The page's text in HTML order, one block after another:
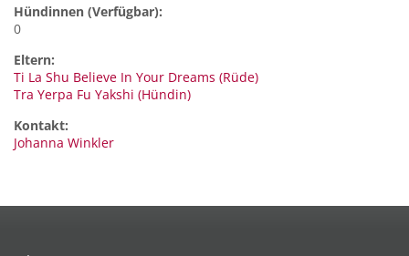
Hündinnen (Verfügbar):
0
Eltern:
Ti La Shu Believe In Your Dreams (Rüde)
Tra Yerpa Fu Yakshi (Hündin)
Kontakt:
Johanna Winkler